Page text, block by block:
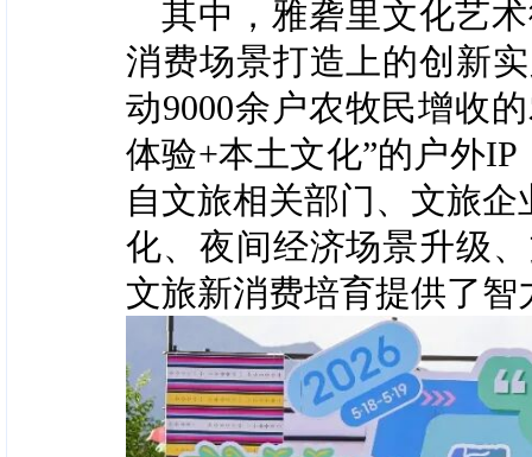
其中， 雅砻里文化艺
消费场景打造上的创新
动9000余户农牧民增收的
体验+本土文化”的户外IP
自文旅相关部门、文旅
化、夜间经济场景升级
文旅新消费培育提供了